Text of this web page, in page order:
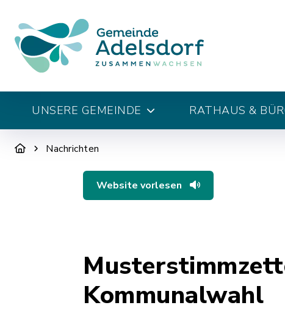
UNSERE GEMEINDE RATHAUS &
Nachrichten
Website vorlesen
Kommunalwahl